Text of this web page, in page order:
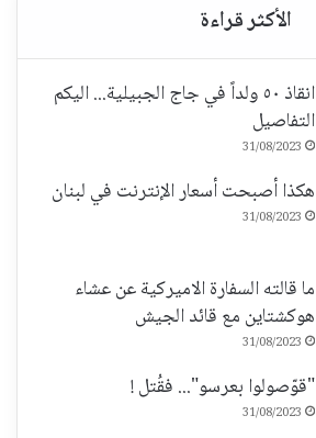
انقاذ ٥٠ ولداً في جاج الجبيلية... اليكم
التفاصيل
31/08/2023
هكذا أصبحت أسعار الإنترنت في لبنان
31/08/2023
ما قالته السفارة الاميركية عن عشاء
هوكشتاين مع قائد الجيش
31/08/2023
"قوّصولوا بعرسو"... فقُتل !
31/08/2023